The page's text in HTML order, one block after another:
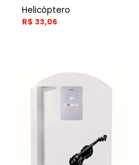
Helicóptero
R$ 33,06